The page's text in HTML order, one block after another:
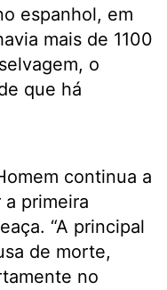
espanhol, em
mais de 1100
o
que há
continua a
a primeira
“A principal
de morte,
no